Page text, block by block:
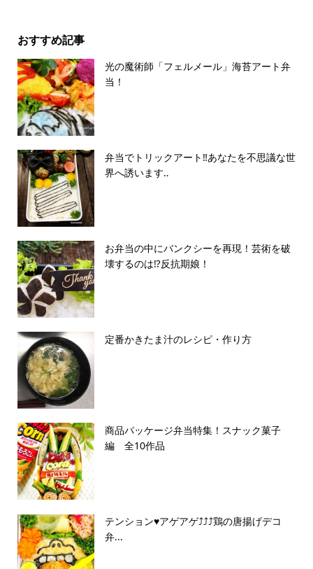
おすすめ記事
光の魔術師「フェルメール」海苔アート弁
当！
弁当でトリックアート‼️あなたを不思議な世
界へ誘います‥
お弁当の中にバンクシーを再現！芸術を破
壊するのは⁉︎反抗期娘！
定番かきたま汁のレシピ・作り方
商品パッケージ弁当特集！スナック菓子
編 全10作品
テンション♥アゲアゲ⤴︎⤴︎⤴︎鶏の唐揚げデコ
弁...